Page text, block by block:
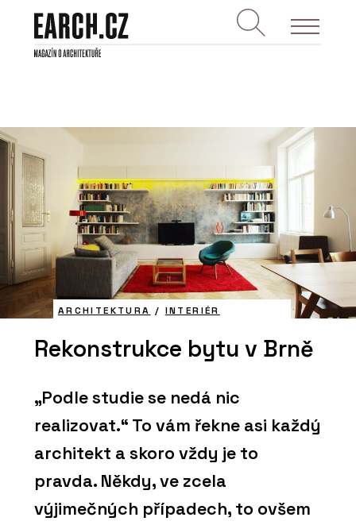
ARCHITEKTURA / INTERIÉR
Rekonstrukce bytu v Brně
„Podle studie se nedá nic
realizovat.“ To vám řekne asi každý
architekt a skoro vždy je to
pravda. Někdy, ve zcela
výjimečných případech, to ovšem